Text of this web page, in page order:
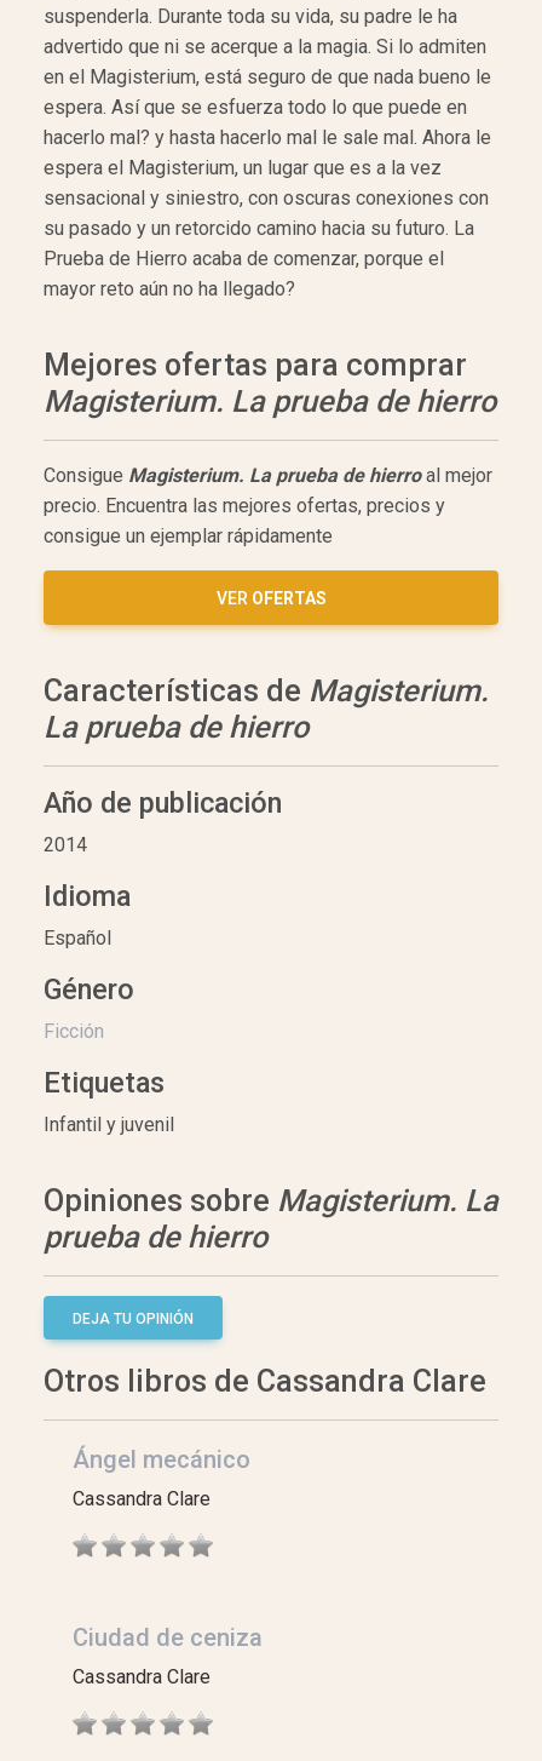
suspenderla. Durante toda su vida, su padre le ha
advertido que ni se acerque a la magia. Si lo admiten
en el Magisterium, está seguro de que nada bueno le
espera. Así que se esfuerza todo lo que puede en
hacerlo mal? y hasta hacerlo mal le sale mal. Ahora le
espera el Magisterium, un lugar que es a la vez
sensacional y siniestro, con oscuras conexiones con
su pasado y un retorcido camino hacia su futuro. La
Prueba de Hierro acaba de comenzar, porque el
mayor reto aún no ha llegado?
Mejores ofertas para comprar
Magisterium. La prueba de hierro
Consigue Magisterium. La prueba de hierroal mejor
precio. Encuentra las mejores ofertas, precios y
consigue un ejemplar rápidamente
VER OFERTAS
Características de Magisterium.
La prueba de hierro
Año de publicación
2014
Idioma
Español
Género
Ficción
Etiquetas
Infantil y juvenil
Opiniones sobre Magisterium. La
prueba de hierro
DEJA TU OPINIÓN
Otros libros de Cassandra Clare
Ángel mecánico
Cassandra Clare
Ciudad de ceniza
Cassandra Clare